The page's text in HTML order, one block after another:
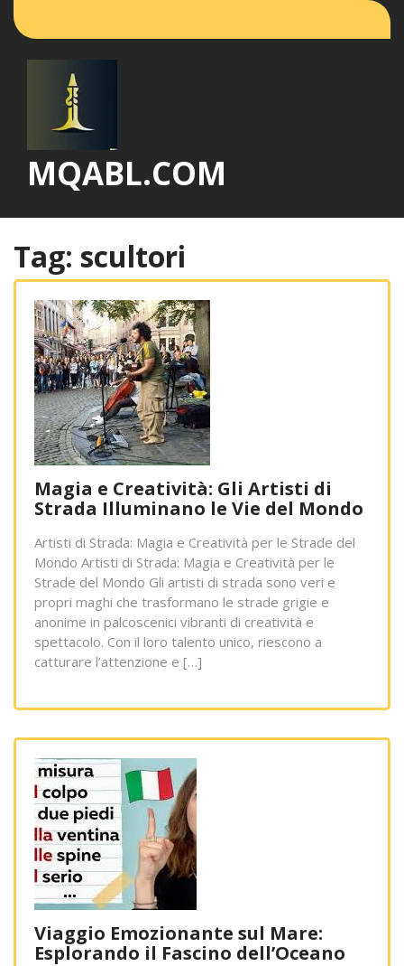
MQABL.COM
Tag: scultori
Magia e Creatività: Gli Artisti di
Strada Illuminano le Vie del Mondo
Artisti di Strada: Magia e Creatività per le Strade del
Mondo Artisti di Strada: Magia e Creatività per le
Strade del Mondo Gli artisti di strada sono veri e
propri maghi che trasformano le strade grigie e
anonime in palcoscenici vibranti di creatività e
spettacolo. Con il loro talento unico, riescono a
catturare l’attenzione e […]
Viaggio Emozionante sul Mare:
Esplorando il Fascino dell’Oceano